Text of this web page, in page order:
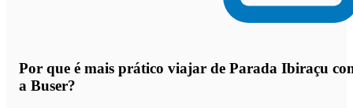
Por que é mais prático viajar de Parada Ibiraçu
a Buser?